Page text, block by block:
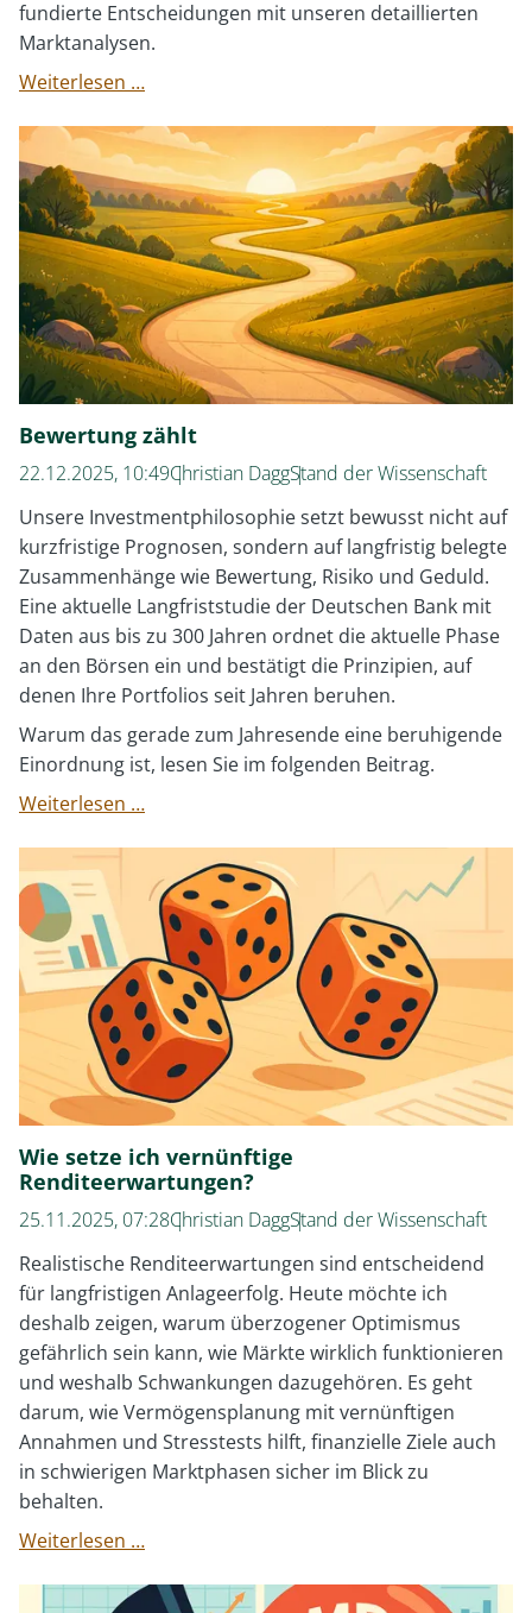
fundierte Entscheidungen mit unseren detaillierten
Marktanalysen.
Weiterlesen …DI
Quartalsrückblick
Q4
2025
Bewertung zählt
22.12.2025, 10:49Christian DaggStand der Wissenschaft
Unsere Investmentphilosophie setzt bewusst nicht auf
kurzfristige Prognosen, sondern auf langfristig belegte
Zusammenhänge wie Bewertung, Risiko und Geduld.
Eine aktuelle Langfriststudie der Deutschen Bank mit
Daten aus bis zu 300 Jahren ordnet die aktuelle Phase
an den Börsen ein und bestätigt die Prinzipien, auf
denen Ihre Portfolios seit Jahren beruhen.
Warum das gerade zum Jahresende eine beruhigende
Einordnung ist, lesen Sie im folgenden Beitrag.
Weiterlesen …Bewertung
Wie setze ich vernünftige
Renditeerwartungen?
25.11.2025, 07:28Christian DaggStand der Wissenschaft
Realistische Renditeerwartungen sind entscheidend
für langfristigen Anlageerfolg. Heute möchte ich
deshalb zeigen, warum überzogener Optimismus
gefährlich sein kann, wie Märkte wirklich funktionieren
und weshalb Schwankungen dazugehören. Es geht
darum, wie Vermögensplanung mit vernünftigen
Annahmen und Stresstests hilft, finanzielle Ziele auch
in schwierigen Marktphasen sicher im Blick zu
behalten.
Weiterlesen …Wie
ich